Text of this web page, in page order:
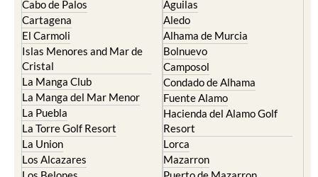
The Mar Menor
Cabo de Palos
Cartagena
El Carmoli
Islas Menores and Mar de
Cristal
La Manga Club
La Manga del Mar Menor
La Puebla
La Torre Golf Resort
La Union
South West Murcia
Aguilas
Aledo
Alhama de Murcia
Bolnuevo
Camposol
Condado de Alhama
Fuente Alamo
Hacienda del Alamo Golf
Resort
Lorca